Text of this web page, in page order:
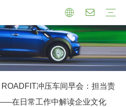
ROADFIT冲压车间早会：担当责
在日常工作中解读企业文化